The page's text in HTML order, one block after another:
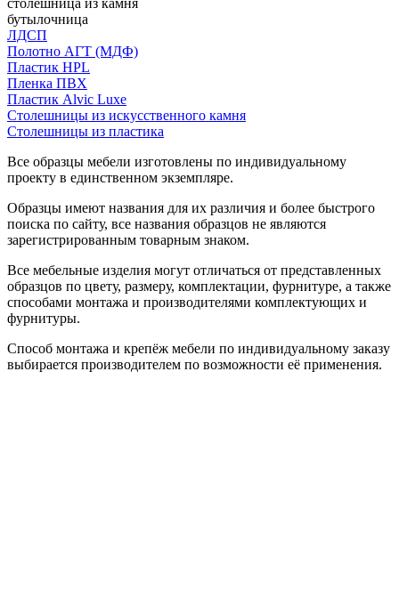
бутылочница
ЛДСП
Полотно АГТ (МДФ)
Пластик HPL
Пленка ПВХ
Пластик Alvic Luxe
Столешницы из искусственного камня
Столешницы из пластика
Все образцы мебели изготовлены по индивидуальному
проекту в единственном экземпляре.
Образцы имеют названия для их различия и более быстрого
поиска по сайту, все названия образцов не являются
зарегистрированным товарным знаком.
Все мебельные изделия могут отличаться от представленных
образцов по цвету, размеру, комплектации, фурнитуре, а также
способами монтажа и производителями комплектующих и
фурнитуры.
Способ монтажа и крепёж мебели по индивидуальному заказу
выбирается производителем по возможности её применения.